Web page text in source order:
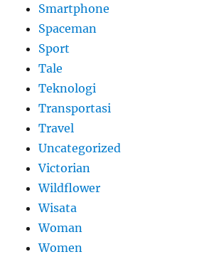
Smartphone
Spaceman
Sport
Tale
Teknologi
Transportasi
Travel
Uncategorized
Victorian
Wildflower
Wisata
Woman
Women